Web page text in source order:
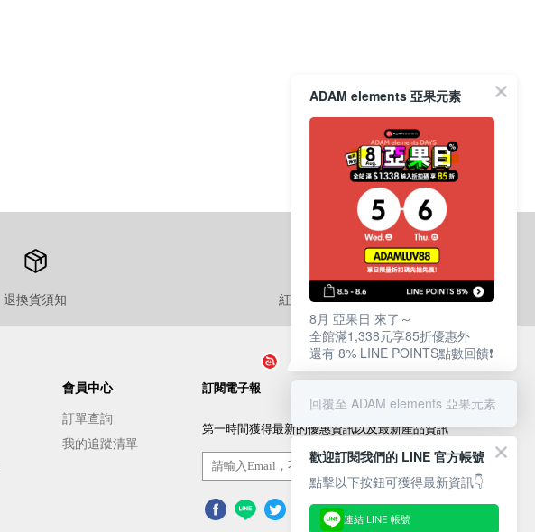
退換貨須知 紅利點數使用說明
會員中心
訂單查詢
我的追蹤清單
訂閱電子報
第一時間獲得最新的優惠資訊以及最新產品資訊
訂閱/取消
ADAM elements 亞果元素
8月 亞果日 來了～
全館滿1,338元享85折優惠外
還有 8% LINE POINTS點數回饋❗️
回覆至 ADAM elements 亞果元素
歡迎訂閱我們的 LINE 官方帳號
點擊以下按鈕可獲得最新資訊👇
連結 LINE 帳號